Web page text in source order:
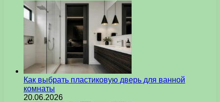
Как выбрать пластиковую дверь для ванной
комнаты
20.06.2026